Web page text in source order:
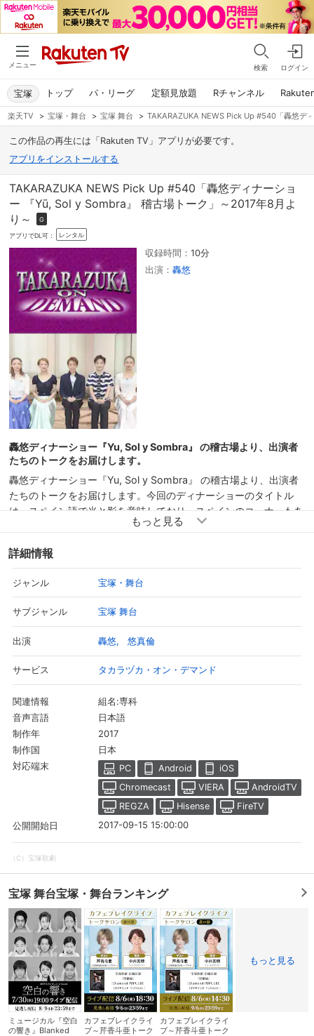
メニュー 検索 ログイン
トップ パ・リーグ 定額見放題 Rチャンネル
宝塚
楽天TV > 宝塚・舞台 > 宝塚 舞台 > TAKARAZUKA NEWS Pick Up #540「轟悠デ
この作品の再生には「Rakuten TV」アプリが必要です。
アプリをインストールする
TAKARAZUKA NEWS Pick Up #540「轟悠ディナーショ
ー 『Yū, Sol y Sombra』 稽古場トーク」～2017年8月よ
り～
G
アプリでDL可： レンタル
収録時間：10分
出演：轟悠
轟悠ディナーショー『Yu, Sol y Sombra』 の稽古場より、出演者
たちのトークをお届けします。
轟悠ディナーショー『Yu, Sol y Sombra』 の稽古場より、出演者
たちのトークをお届けします。今回のディナーショーのタイトル
は、スペイン語で光と影を意味しており、スペインのコーナーもあ
るのだそう。また、それぞれがおススメする場面紹介では、「お稽
えポイント”が飛び出すなど、和やかな雰囲気のトークが繰り広げ
られます。
詳細情報
ジャンル 宝塚・舞台
サブジャンル 宝塚 舞台
出演 轟悠 悠真倫
サービス タカラヅカ・オン・デマンド
関連情報 組名:専科
音声言語 日本語
制作年 2017
制作国 日本
対応端末 PC Android
iOS
Chromecast
VIERA
AndroidTV
REGZA
Hisense
FireTV
公開開始日
2017-09-15 15:00:00
（C）宝塚歌劇
宝塚 舞台宝塚・舞台ランキング
ミュージカル『空白
の響き』Blanked
カフェブレイクライ
ブ～芹香斗亜トーク
カフェブレイクライ
ブ～芹香斗亜トーク
もっと見る